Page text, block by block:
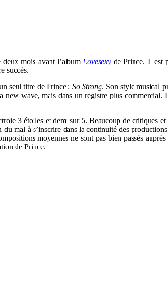
deux mois avant l’album Lovesexy de Prince. Il est
succès.
seul titre de Prince : So Strong. Son style musical
wave, mais dans un registre plus commercial.
3 étoiles et demi sur 5. Beaucoup de critiques
mal à s’inscrire dans la continuité des
moyennes ne sont pas bien passés
de Prince.